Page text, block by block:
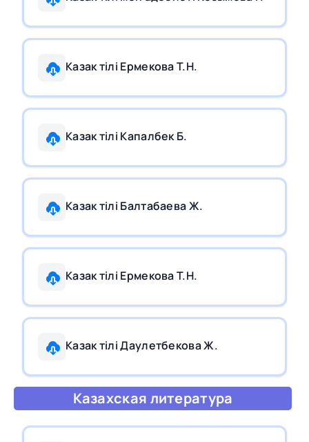
Казак тiлi Ермекова Т.Н.
Казак тiлi Капалбек Б.
Казак тiлi Балтабаева Ж.
Казак тiлi Ермекова Т.Н.
Казак тiлi Даулетбекова Ж.
Казахская литература